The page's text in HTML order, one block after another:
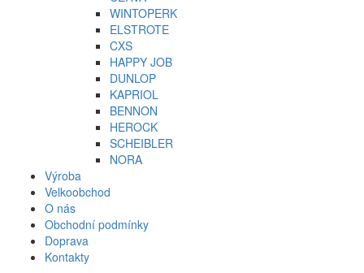
WINTOPERK
ELSTROTE
CXS
HAPPY JOB
DUNLOP
KAPRIOL
BENNON
HEROCK
SCHEIBLER
NORA
Výroba
Velkoobchod
O nás
Obchodní podmínky
Doprava
Kontakty